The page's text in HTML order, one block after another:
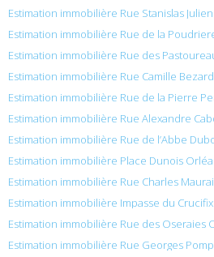
Estimation immobilière Rue Stanislas
Estimation immobilière Rue de la
Estimation immobilière Rue des
Estimation immobilière Rue Camille
Estimation immobilière Rue de la Pierre
Estimation immobilière Rue Alexandre
Estimation immobilière Rue de l’Abbe
Estimation immobilière Place Dunois
Estimation immobilière Rue Charles
Estimation immobilière Impasse du
Estimation immobilière Rue des Oseraies
Estimation immobilière Rue Georges